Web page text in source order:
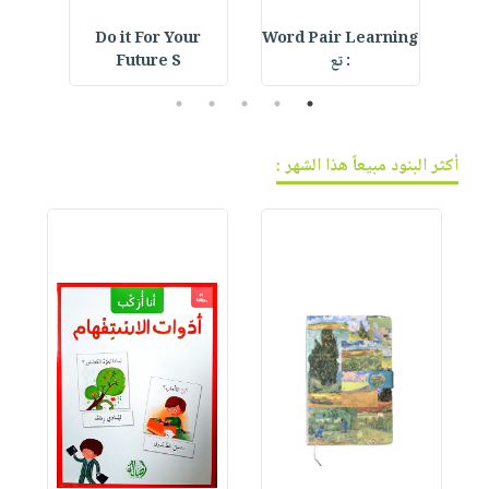
Word Pair Learning
: تع
Do it For Your
Future S
1
2
3
4
5
أكثر البنود مبيعاً هذا الشهر :